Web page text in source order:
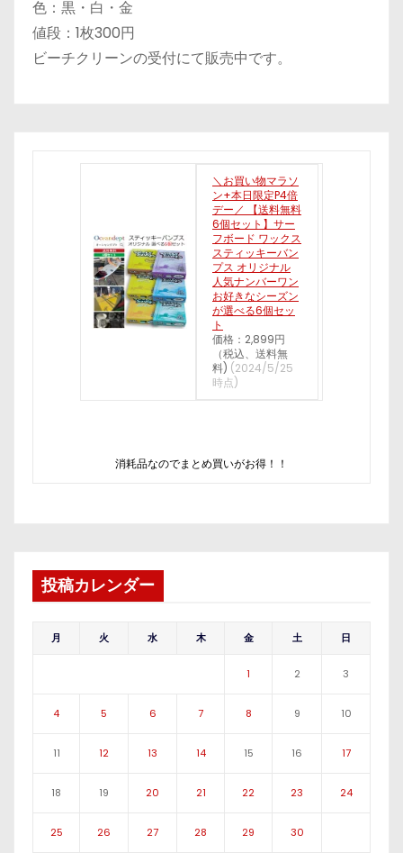
色：黒・白・金
値段：1枚300円
ビーチクリーンの受付にて販売中です。
＼お買い物マラソ
ン+本日限定P4倍
デー／ 【送料無料
6個セット】サー
フボード ワックス
スティッキーバン
プス オリジナル
人気ナンバーワン
お好きなシーズン
が選べる6個セッ
ト
価格：2,899円
（税込、送料無
料) (2024/5/25
時点)
消耗品なのでまとめ買いがお得！！
投稿カレンダー
月 火 水 木 金 土 日
1 2 3
4 5 6 7 8 9 10
11 12 13 14 15 16 17
18 19 20 21 22 23 24
25 26 27 28 29 30